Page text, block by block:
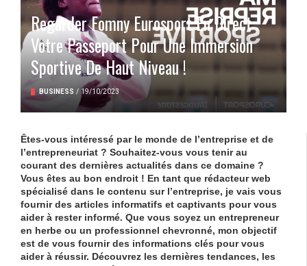
Regarder Fomny Eurosport En Direct :
Votre Passeport Pour Une Immersion
Sportive De Haut Niveau !
BUSINESS / 19/10/2023
Êtes-vous intéressé par le monde de l’entreprise et de
l’entrepreneuriat ? Souhaitez-vous vous tenir au
courant des dernières actualités dans ce domaine ?
Vous êtes au bon endroit ! En tant que rédacteur web
spécialisé dans le contenu sur l’entreprise, je vais vous
fournir des articles informatifs et captivants pour vous
aider à rester informé. Que vous soyez un entrepreneur
en herbe ou un professionnel chevronné, mon objectif
est de vous fournir des informations clés pour vous
aider à réussir. Découvrez les dernières tendances, les